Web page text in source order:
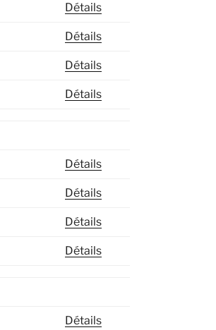
Détails
Détails
Détails
Détails
Détails
Détails
Détails
Détails
Détails